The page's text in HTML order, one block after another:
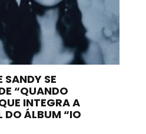
SANDY SE
“QUANDO
INTEGRA A
DO ÁLBUM “IO